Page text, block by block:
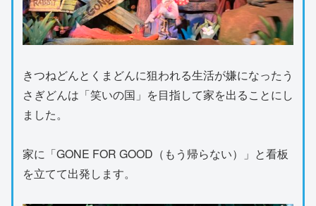
きつねどんとくまどんに狙われる生活が嫌になったう
さぎどんは「笑いの国」を目指して家を出ることにし
ました。
家に「GONE FOR GOOD（もう帰らない）」と看板
を立てて出発します。